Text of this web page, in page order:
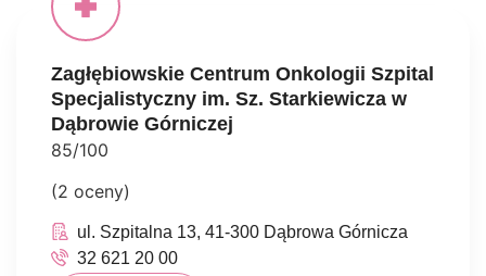
Zagłębiowskie Centrum Onkologii Szpital
Specjalistyczny im. Sz. Starkiewicza w
Dąbrowie Górniczej
85/100
(2 oceny)
ul. Szpitalna 13, 41-300 Dąbrowa Górnicza
32 621 20 00